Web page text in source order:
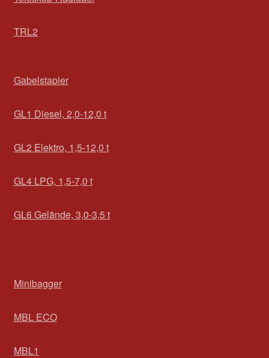
TRL2
Gabelstapler
GL1 Diesel, 2,0-12,0 t
GL2 Elektro, 1,5-12,0 t
GL4 LPG, 1,5-7,0 t
GL6 Gelände, 3,0-3,5 t
Minibagger
MBL ECO
MBL1